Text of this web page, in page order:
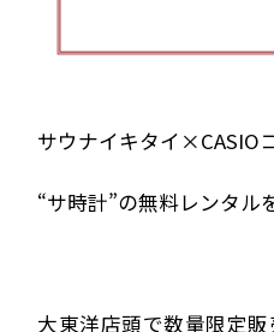
サウナイキタイ×CASIO
“サ時計”の無料レンタル
大東洋店頭で数量限定